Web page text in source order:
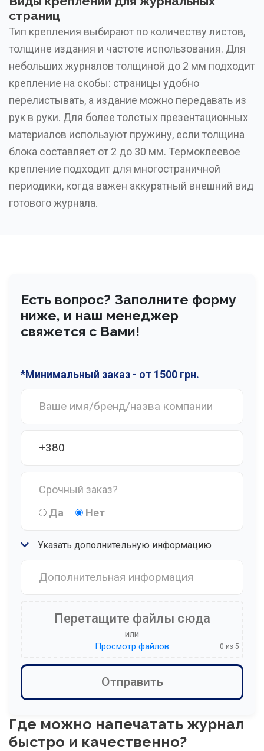
страниц
Тип крепления выбирают по количеству листов,
толщине издания и частоте использования. Для
небольших журналов толщиной до 2 мм подходит
крепление на скобы: страницы удобно
перелистывать, а издание можно передавать из
рук в руки. Для более толстых презентационных
материалов используют пружину, если толщина
блока составляет от 2 до 30 мм. Термоклеевое
крепление подходит для многостраничной
периодики, когда важен аккуратный внешний вид
готового журнала.
Где можно напечатать журнал
быстро и качественно?
Есть вопрос? Заполните форму
ниже, и наш менеджер
свяжется с Вами!
*Минимальный заказ - от 1500 грн.
Срочный заказ?
Да
Нет
Указать дополнительную информацию
Перетащите файлы сюда
или
Просмотр файлов
0 из 5